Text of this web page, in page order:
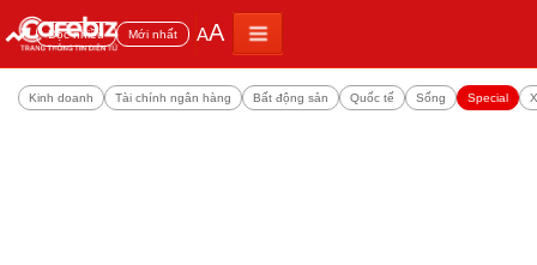
Đọc nhiều Mới nhất AA
Kinh doanh Tài chính ngân hàng Bất động sản Quốc tế Sống Special